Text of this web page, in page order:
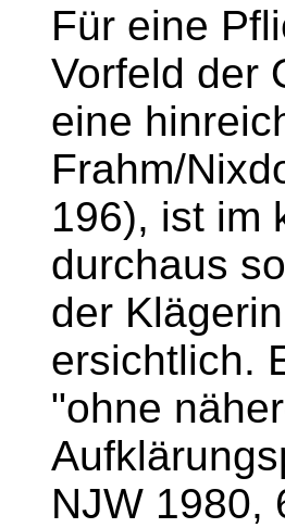
Für eine
Vorfeld der
eine
Frahm/
196), ist im
durchaus
der
ersichtlich.
"ohne
NJW 1980,